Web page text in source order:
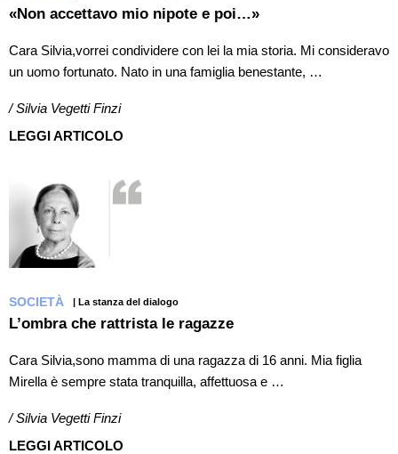
«Non accettavo mio nipote e poi…»
Cara Silvia,vorrei condividere con lei la mia storia. Mi consideravo
un uomo fortunato. Nato in una famiglia benestante, …
/ Silvia Vegetti Finzi
LEGGI ARTICOLO
SOCIETÀ | La stanza del dialogo
L’ombra che rattrista le ragazze
Cara Silvia,sono mamma di una ragazza di 16 anni. Mia figlia
Mirella è sempre stata tranquilla, affettuosa e …
/ Silvia Vegetti Finzi
LEGGI ARTICOLO